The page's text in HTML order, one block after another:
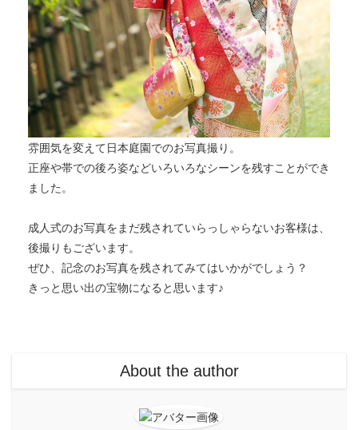
雰囲気を変えて日本庭園でのお写真撮り。
正座や帯での後ろ姿などいろいろなシーンを残すことができ
ました。
成人式のお写真をまだ残されていらっしゃらないお客様は、
後撮りもございます。
ぜひ、記念のお写真を残されてみてはいかがでしょう？
きっと思い出の宝物になると思います♪
About the author